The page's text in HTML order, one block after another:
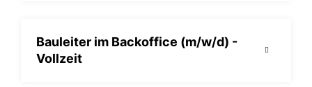
Bauleiter im Backoffice (m/w/d) -
Vollzeit